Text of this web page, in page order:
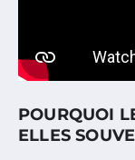
POURQUOI
ELLES